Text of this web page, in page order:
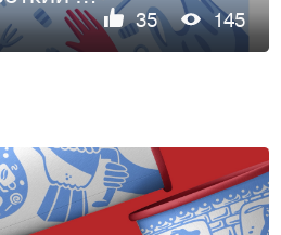
35 145